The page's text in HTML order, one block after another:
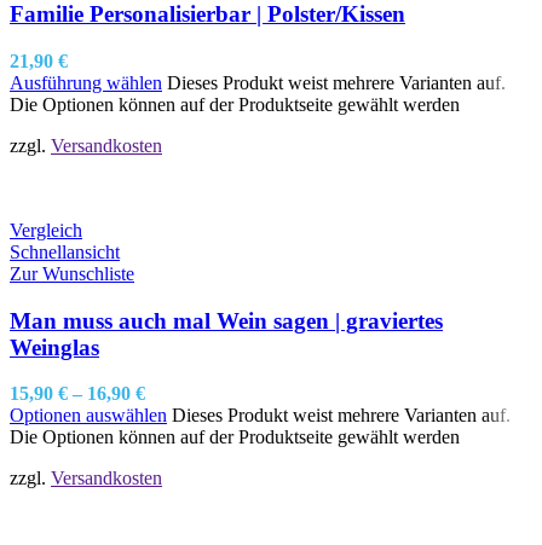
Familie Personalisierbar | Polster/Kissen
21,90 €
Ausführung wählen Dieses Produkt weist mehrere Varianten auf.
Die Optionen können auf der Produktseite gewählt werden
zzgl. Versandkosten
Vergleich
Schnellansicht
Zur Wunschliste
Man muss auch mal Wein sagen | graviertes
Weinglas
15,90 € – 16,90 €
Optionen auswählen Dieses Produkt weist mehrere Varianten auf.
Die Optionen können auf der Produktseite gewählt werden
zzgl. Versandkosten